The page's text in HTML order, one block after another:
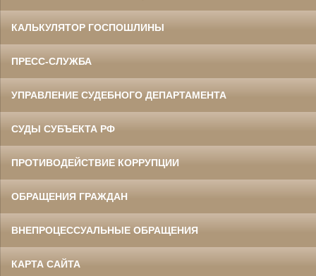
КАЛЬКУЛЯТОР ГОСПОШЛИНЫ
ПРЕСС-СЛУЖБА
УПРАВЛЕНИЕ СУДЕБНОГО ДЕПАРТАМЕНТА
СУДЫ СУБЪЕКТА РФ
ПРОТИВОДЕЙСТВИЕ КОРРУПЦИИ
ОБРАЩЕНИЯ ГРАЖДАН
ВНЕПРОЦЕССУАЛЬНЫЕ ОБРАЩЕНИЯ
КАРТА САЙТА